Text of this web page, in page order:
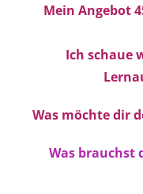
Mein Angebot
Ich schaue
Was möchte dir
Was brauchst